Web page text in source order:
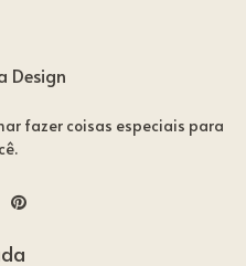
fazer coisas especiais para